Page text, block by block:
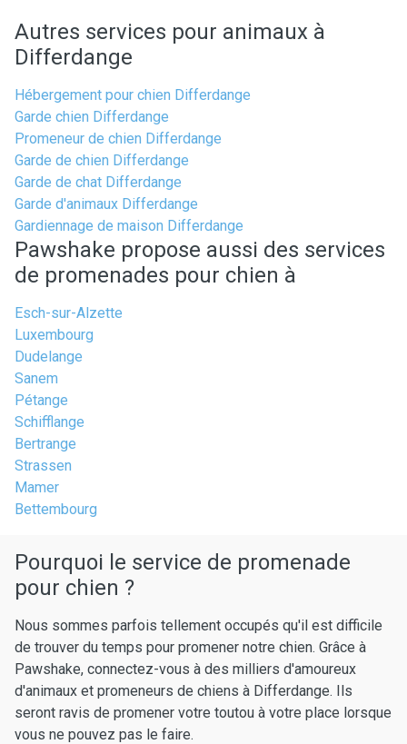
Autres services pour animaux à
Differdange
Hébergement pour chien Differdange
Garde chien Differdange
Promeneur de chien Differdange
Garde de chien Differdange
Garde de chat Differdange
Garde d'animaux Differdange
Gardiennage de maison Differdange
Pawshake propose aussi des services
de promenades pour chien à
Esch-sur-Alzette
Luxembourg
Dudelange
Sanem
Pétange
Schifflange
Bertrange
Strassen
Mamer
Bettembourg
Pourquoi le service de promenade
pour chien ?
Nous sommes parfois tellement occupés qu'il est difficile
de trouver du temps pour promener notre chien. Grâce à
Pawshake, connectez-vous à des milliers d'amoureux
d'animaux et promeneurs de chiens à Differdange. Ils
seront ravis de promener votre toutou à votre place lorsque
vous ne pouvez pas le faire.